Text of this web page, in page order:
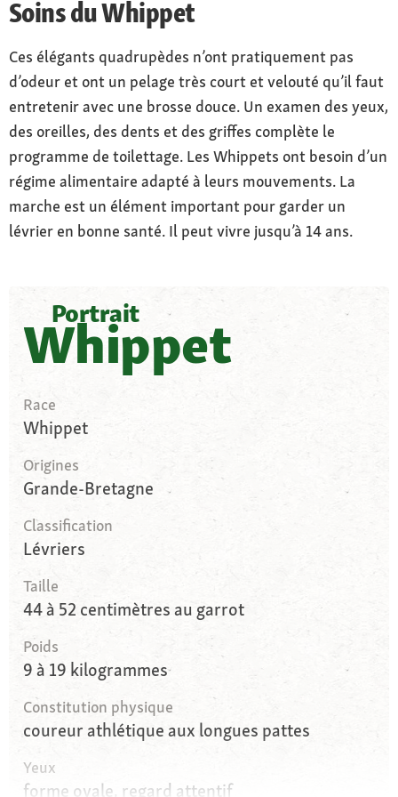
Soins du Whippet
Ces élégants quadrupèdes n’ont pratiquement pas
d’odeur et ont un pelage très court et velouté qu’il faut
entretenir avec une brosse douce. Un examen des yeux,
des oreilles, des dents et des griffes complète le
programme de toilettage. Les Whippets ont besoin d’un
régime alimentaire adapté à leurs mouvements. La
marche est un élément important pour garder un
lévrier en bonne santé. Il peut vivre jusqu’à 14 ans.
Portrait
Whippet
Race
Whippet
Origines
Grande-Bretagne
Classification
Lévriers
Taille
44 à 52 centimètres au garrot
Poids
9 à 19 kilogrammes
Constitution physique
coureur athlétique aux longues pattes
Yeux
forme ovale, regard attentif